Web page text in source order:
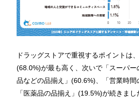
ドラッグストアで重視するポイントは
(68.0%)が最も高く、次いで「スーパー
品などの品揃え」(60.6%)、「営業時間
「医薬品の品揃え」(19.5%)が続きまし